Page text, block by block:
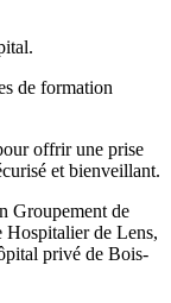
de formation
offrir une prise
et bienveillant.
Groupement de
Hospitalier de Lens,
privé de Bois-